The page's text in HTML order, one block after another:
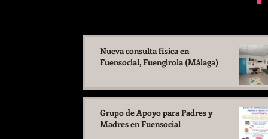
Nueva consulta física en
Fuensocial, Fuengirola (Málaga)
Grupo de Apoyo para Padres y
Madres en Fuensocial